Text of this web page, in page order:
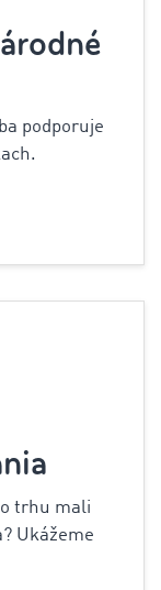
podporuje
trhu mali
Ukážeme